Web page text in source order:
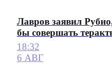
Лавров заявил
бы совершать
18:32
6 АВГ